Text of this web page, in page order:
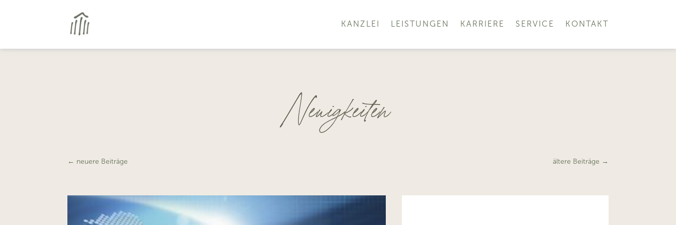
KANZLEI LEISTUNGEN KARRIERE SERVICE KONTAKT
Neuigkeiten
← neuere Beiträge ältere Beiträge →